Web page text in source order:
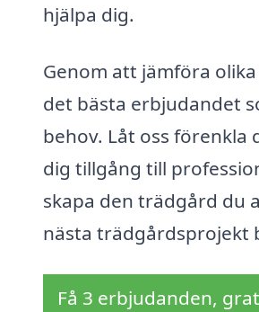
hjälpa dig.
Genom att jämföra
det bästa erbjudandet
behov. Låt oss förenkla
dig tillgång till
skapa den trädgård du
nästa trädgårdsprojekt
Få 3 erbjudanden,